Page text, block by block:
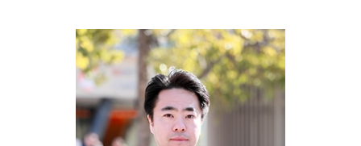
離婚 戸籍
家庭裁判所 離婚
婚姻生活 破綻
財産分与 税金
慰謝料 踏み倒し